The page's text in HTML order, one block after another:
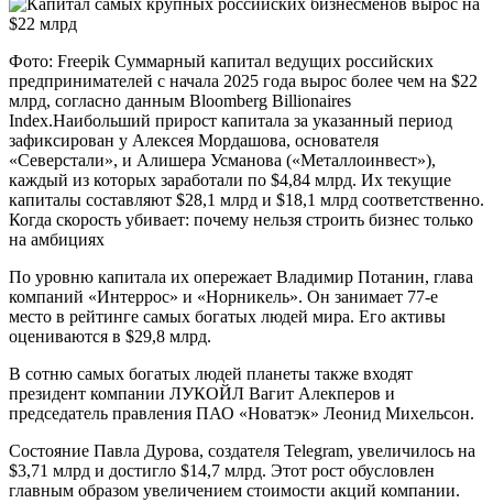
Фото: Freepik Суммарный капитал ведущих российских
предпринимателей с начала 2025 года вырос более чем на $22
млрд, согласно данным Bloomberg Billionaires
Index.Наибольший прирост капитала за указанный период
зафиксирован у Алексея Мордашова, основателя
«Северстали», и Алишера Усманова («Металлоинвест»),
каждый из которых заработали по $4,84 млрд. Их текущие
капиталы составляют $28,1 млрд и $18,1 млрд соответственно.
Когда скорость убивает: почему нельзя строить бизнес только
на амбициях
По уровню капитала их опережает Владимир Потанин, глава
компаний «Интеррос» и «Норникель». Он занимает 77-е
место в рейтинге самых богатых людей мира. Его активы
оцениваются в $29,8 млрд.
В сотню самых богатых людей планеты также входят
президент компании ЛУКОЙЛ Вагит Алекперов и
председатель правления ПАО «Новатэк» Леонид Михельсон.
Состояние Павла Дурова, создателя Telegram, увеличилось на
$3,71 млрд и достигло $14,7 млрд. Этот рост обусловлен
главным образом увеличением стоимости акций компании.